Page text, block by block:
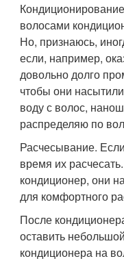
волосами
Но, признаюсь,
если, например,
довольно долго
чтобы они
воду с волос,
распределяю по
Расчесывание.
время их
кондиционер, они
для комфортного
После
оставить
кондиционера на